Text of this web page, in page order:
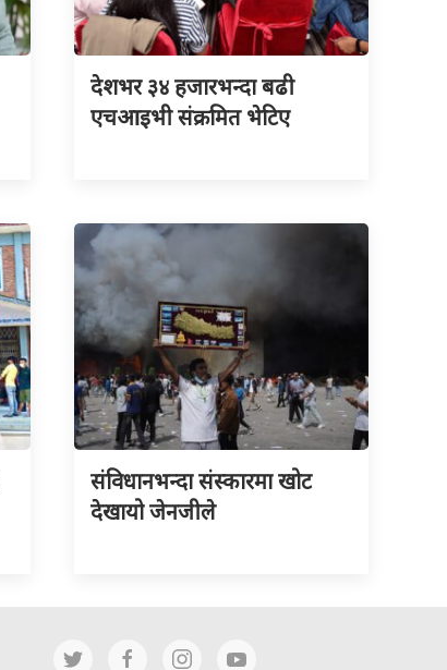
देशभर ३४ हजारभन्दा बढी
एचआइभी संक्रमित भेटिए
संविधानभन्दा संस्कारमा खोट
देखायो जेनजीले